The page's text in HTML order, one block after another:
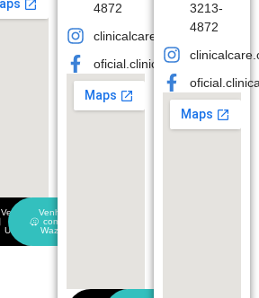
Venha
Uber
Venha
com
Waze
4872
clinicalcare.oficial
oficial.clinicalcare
3213-
4872